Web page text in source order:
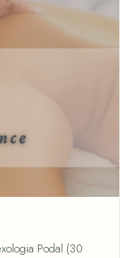
Podal (30